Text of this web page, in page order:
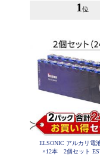
1 位
ELSONIC アルカリ
×12本 2個セット